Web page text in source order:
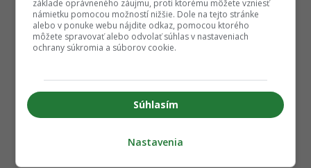
základe oprávneného záujmu, proti ktorému môžete vzniesť
námietku pomocou možností nižšie. Dole na tejto stránke
alebo v ponuke webu nájdite odkaz, pomocou ktorého
môžete spravovať alebo odvolať súhlas v nastaveniach
ochrany súkromia a súborov cookie.
Súhlasím
Nastavenia